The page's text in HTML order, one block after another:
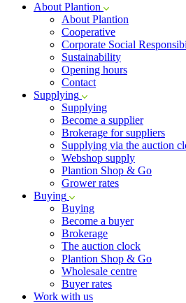
About Plantion
About Plantion
Cooperative
Corporate Social
Sustainability
Opening hours
Contact
Supplying
Supplying
Become a supplier
Brokerage for suppliers
Supplying via the auction
Webshop supply
Plantion Shop & Go
Grower rates
Buying
Buying
Become a buyer
Brokerage
The auction clock
Plantion Shop & Go
Wholesale centre
Buyer rates
Work with us